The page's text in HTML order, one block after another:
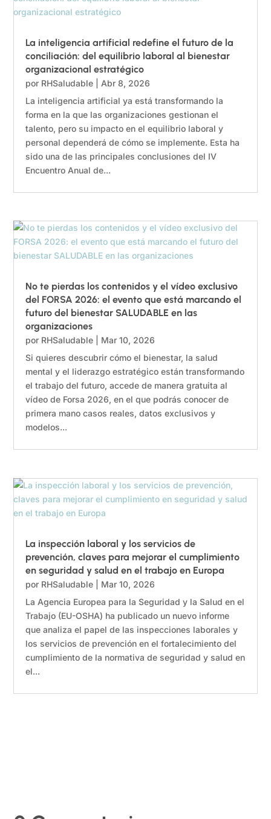
La inteligencia artificial redefine el futuro de la
conciliación: del equilibrio laboral al bienestar
organizacional estratégico
por RHSaludable
Abr 8, 2026
La inteligencia artificial ya está transformando la
forma en la que las organizaciones gestionan el
talento, pero su impacto en el equilibrio laboral y
personal dependerá de cómo se implemente. Esta ha
sido una de las principales conclusiones del IV
Encuentro Anual de...
No te pierdas los contenidos y el vídeo exclusivo
del FORSA 2026: el evento que está marcando el
futuro del bienestar SALUDABLE en las
organizaciones
por RHSaludable
Mar 10, 2026
Si quieres descubrir cómo el bienestar, la salud
mental y el liderazgo estratégico están transformando
el trabajo del futuro, accede de manera gratuita al
vídeo de Forsa 2026, en el que podrás conocer de
primera mano casos reales, datos exclusivos y
modelos...
La inspección laboral y los servicios de
prevención, claves para mejorar el cumplimiento
en seguridad y salud en el trabajo en Europa
por RHSaludable
Mar 10, 2026
La Agencia Europea para la Seguridad y la Salud en el
Trabajo (EU-OSHA) ha publicado un nuevo informe
que analiza el papel de las inspecciones laborales y
los servicios de prevención en el fortalecimiento del
cumplimiento de la normativa de seguridad y salud en
el...